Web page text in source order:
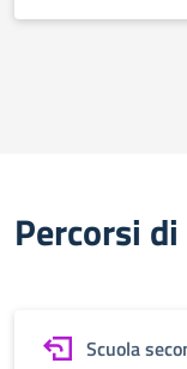
Percorsi
Scuola